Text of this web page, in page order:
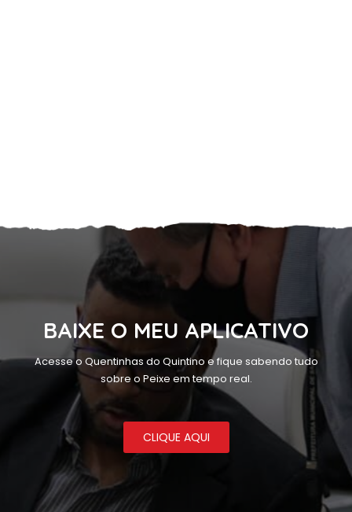
BAIXE O MEU APLICATIVO
Acesse o Quentinhas do Quintino e fique sabendo tudo
sobre o Peixe em tempo real.
CLIQUE AQUI